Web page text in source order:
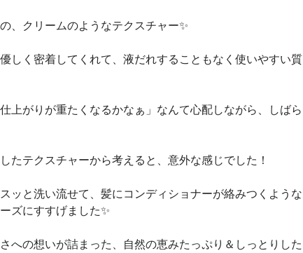
、クリームのようなテクスチャー✨
しく密着してくれて、液だれすることもなく使いやすい質
上がりが重たくなるかなぁ」なんて心配しながら、しばら
たテクスチャーから考えると、意外な感じでした！
ッと洗い流せて、髪にコンディショナーが絡みつくような
ズにすすげました✨
への想いが詰まった、自然の恵みたっぷり＆しっとりした